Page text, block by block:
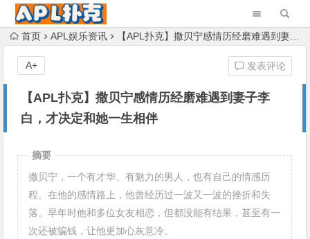
首页 APL娱乐资讯 【APL扑克】撒贝宁感情历经磨难遇到妻子李白，才决定和她一生相伴
【APL扑克】撒贝宁感情历经磨难遇到妻子李
白，才决定和她一生相伴
发表评论
A+
摘要
撒贝宁，一个有才华、有魅力的男人，也有自己的情感历
程。在他的感情路上，他曾经历过一波又一波的挫折和失
落。早年时他和多位女友相恋，但都没能有结果，甚至有一
次还被骗钱，让他更加心灰意冷。